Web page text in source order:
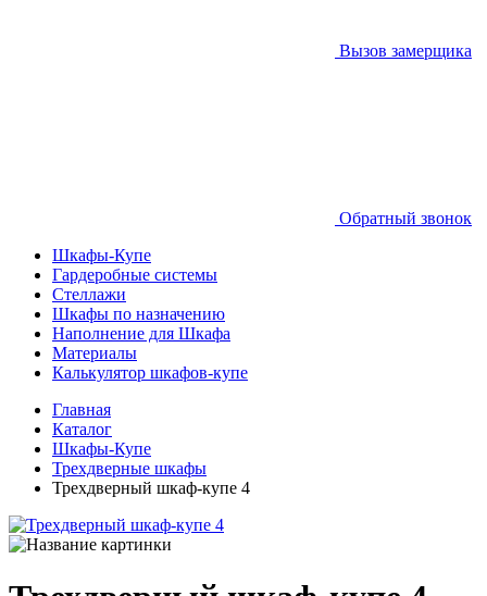
Вызов замерщика
Обратный звонок
Шкафы-Купе
Гардеробные системы
Стеллажи
Шкафы по назначению
Наполнение для Шкафа
Материалы
Калькулятор шкафов-купе
Главная
Каталог
Шкафы-Купе
Трехдверные шкафы
Трехдверный шкаф-купе 4